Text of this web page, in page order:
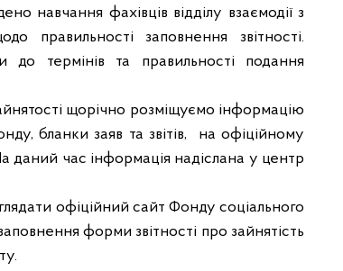
навчання фахівців відділу взаємодії з
правильності заповнення звітності.
до термінів та правильності подання
щорічно розміщуємо інформацію
бланки заяв та звітів,
на офіційному
даний час інформація надіслана у центр
офіційний сайт Фонду соціального
форми звітності про зайнятість